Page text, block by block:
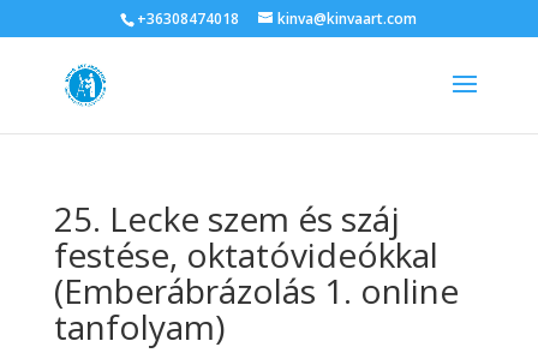
+36308474018 kinva@kinvaart.com
25. Lecke szem és száj
festése, oktatóvideókkal
(Emberábrázolás 1. online
tanfolyam)